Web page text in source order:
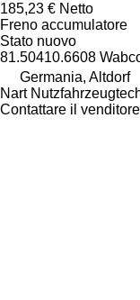
185,23 € Netto
Freno accumulatore
Stato nuovo
81.50410.6608
Germania, Altdorf
Nart
Contattare il venditore